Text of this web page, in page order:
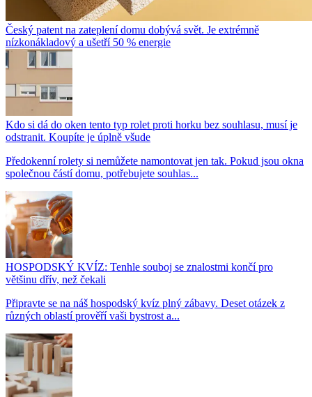
Český patent na zateplení domu dobývá svět. Je extrémně
nízkonákladový a ušetří 50 % energie
Kdo si dá do oken tento typ rolet proti horku bez souhlasu, musí je
odstranit. Koupíte je úplně všude
Předokenní rolety si nemůžete namontovat jen tak. Pokud jsou okna
společnou částí domu, potřebujete souhlas...
HOSPODSKÝ KVÍZ: Tenhle souboj se znalostmi končí pro
většinu dřív, než čekali
Připravte se na náš hospodský kvíz plný zábavy. Deset otázek z
různých oblastí prověří vaši bystrost a...